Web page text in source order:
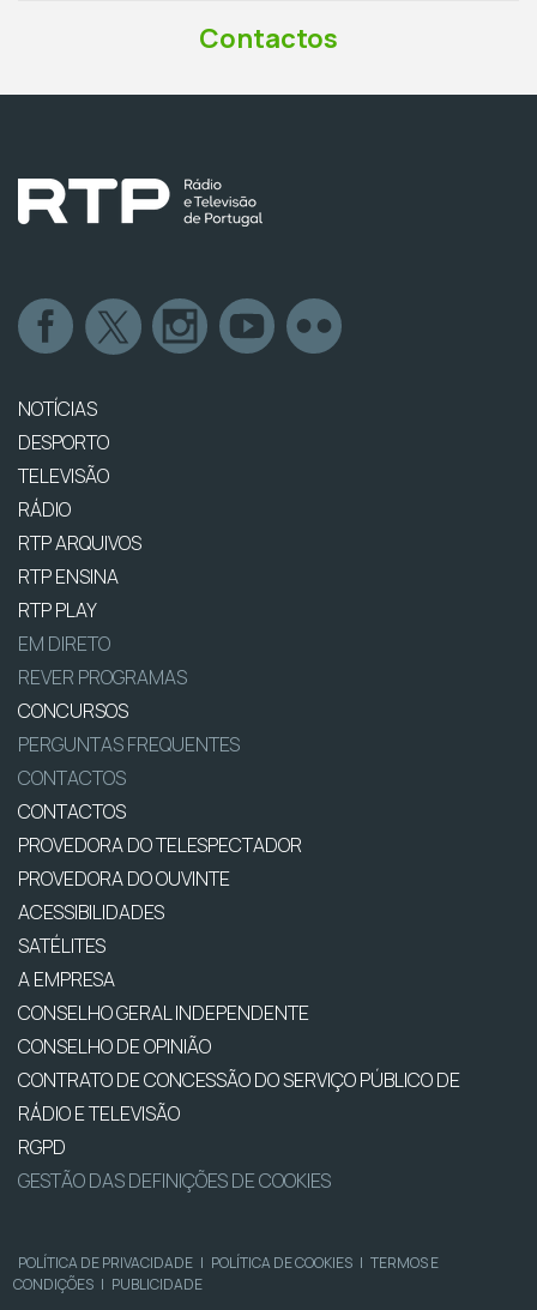
Contactos
NOTÍCIAS
DESPORTO
TELEVISÃO
RÁDIO
RTP ARQUIVOS
RTP ENSINA
RTP PLAY
EM DIRETO
REVER PROGRAMAS
CONCURSOS
PERGUNTAS FREQUENTES
CONTACTOS
CONTACTOS
PROVEDORA DO TELESPECTADOR
PROVEDORA DO OUVINTE
ACESSIBILIDADES
SATÉLITES
A EMPRESA
CONSELHO GERAL INDEPENDENTE
CONSELHO DE OPINIÃO
CONTRATO DE CONCESSÃO DO SERVIÇO PÚBLICO DE
RÁDIO E TELEVISÃO
RGPD
GESTÃO DAS DEFINIÇÕES DE COOKIES
POLÍTICA DE PRIVACIDADE | POLÍTICA DE COOKIES | TERMOS E
CONDIÇÕES | PUBLICIDADE